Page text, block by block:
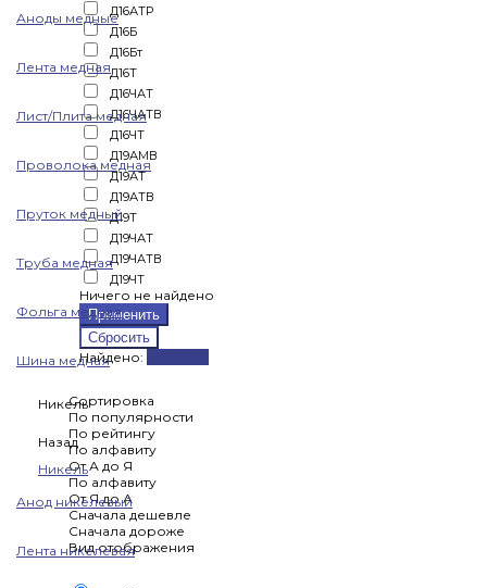
Аноды медные
Лента медная
Лист/Плита медная
Проволока медная
Пруток медный
Труба медная
Фольга медная
Шина медная
Никель
Назад
Никель
Анод никелевый
Лента никелевая
Д16АТР
Д16Б
Д16Бт
Д16Т
Д16ЧАТ
Д16ЧАТВ
Д16ЧТ
Д19АМВ
Д19АТ
Д19АТВ
Д19Т
Д19ЧАТ
Д19ЧАТВ
Д19ЧТ
Ничего не найдено
Найдено:
Сортировка
По популярности
По рейтингу
По алфавиту
От А до Я
По алфавиту
От Я до А
Сначала дешевле
Сначала дороже
Вид отображения